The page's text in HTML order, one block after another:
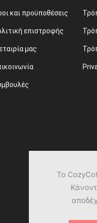
και προϋποθέσεις
επιστροφής
μας
Το